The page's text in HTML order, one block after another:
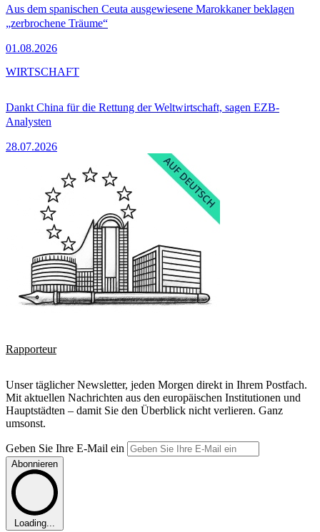
Aus dem spanischen Ceuta ausgewiesene Marokkaner beklagen
„zerbrochene Träume“
01.08.2026
Dankt China für die Rettung der Weltwirtschaft, sagen EZB-
Analysten
28.07.2026
WIRTSCHAFT
Rapporteur
Unser täglicher Newsletter, jeden Morgen direkt in Ihrem Postfach.
Mit aktuellen Nachrichten aus den europäischen Institutionen und
Hauptstädten – damit Sie den Überblick nicht verlieren. Ganz
umsonst.
Geben Sie Ihre E-Mail ein
Abonnieren
Loading...